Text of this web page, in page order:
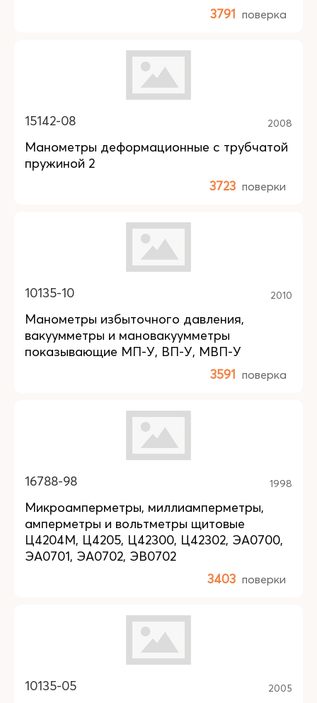
3791 поверка
15142-08 2008
Манометры деформационные с трубчатой
пружиной 2
3723 поверки
10135-10 2010
Манометры избыточного давления,
вакуумметры и мановакуумметры
показывающие МП-У, ВП-У, МВП-У
3591 поверка
16788-98 1998
Микроамперметры, миллиамперметры,
амперметры и вольтметры щитовые
Ц4204М, Ц4205, Ц42300, Ц42302, ЭА0700,
ЭА0701, ЭА0702, ЭВ0702
3403 поверки
10135-05 2005